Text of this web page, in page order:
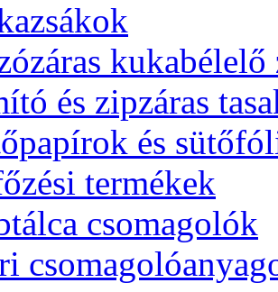
kukabélelő
és zipzáras
és
termékek
csomagolók